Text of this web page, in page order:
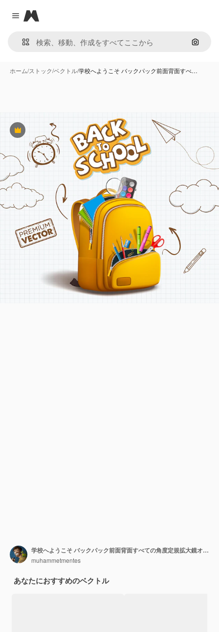
Close menu
Magnific
画像で
ホーム/ストック/ベクトル/学校へようこそ バックパック前面背面すべ…
Premium
学校へようこそ バックパック前面背面すべての角度定規拡大鏡オレンジ水彩
muhammetmentes
あなたにおすすめのベクトル